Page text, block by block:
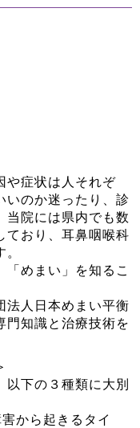
や症状は人それぞ
いのか迷ったり、診
当院には県内でも数
おり、耳鼻咽喉科
めまい」を知るこ
法人日本めまい平衡
門知識と治療技術を
下の３種類に大別
から起きるタイ